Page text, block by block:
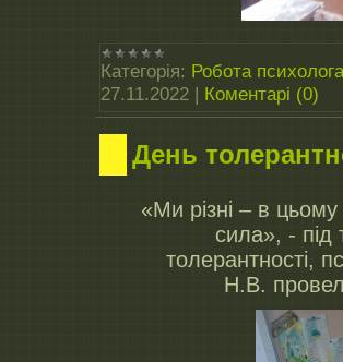
Категорія: Робота психолога
27.11.2022 | Коментарі (0)
День
«Ми різні – в
сила», -
толерантності,
Н.В.